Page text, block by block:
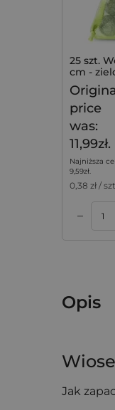
25 szt.
cm -
price
was:
11,99zł.
Najniższa
9,59zł.
0,38 zł /
–
Opis
Jak